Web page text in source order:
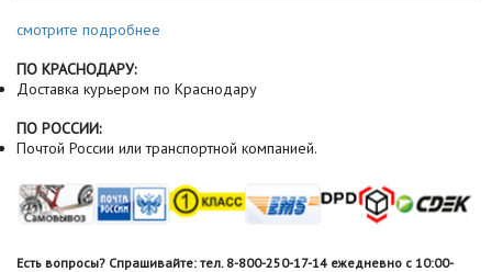
смотрите подробнее
ПО КРАСНОДАРУ:
Доставка курьером по Краснодару
ПО РОССИИ:
Почтой России или транспортной компанией.
Есть вопросы? Спрашивайте: тел. 8-800-250-17-14 ежедневно с 10:00-